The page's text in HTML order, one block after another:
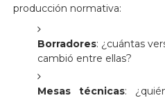
producción normativa:
Borradores: ¿cuántas
cambió entre ellas?
Mesas técnicas: